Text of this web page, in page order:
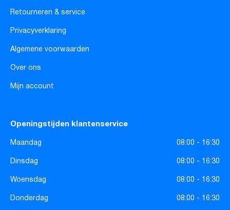
Retourneren & service
Privacyverklaring
Algemene voorwaarden
Over ons
Mijn account
Openingstijden klantenservice
Maandag
08:00 - 16:30
Dinsdag
08:00 - 16:30
Woensdag
08:00 - 16:30
Donderdag
08:00 - 16:30